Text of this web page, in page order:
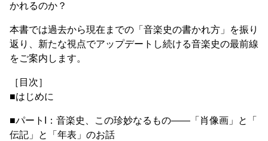
かれるのか？
本書では過去から現在までの「音楽史の書かれ方」を振り
返り、新たな視点でアップデートし続ける音楽史の最前線
をご案内します。
［目次］
■はじめに
■パートI：音楽史、この珍妙なるもの――「肖像画」と「
伝記」と「年表」のお話